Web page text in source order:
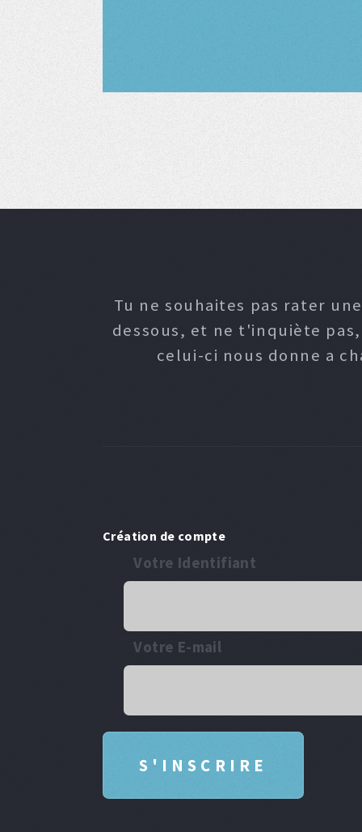
Tu ne souhaites pas rater
dessous, et ne t'inquiète
celui-ci nous donne a
Création de compte
Votre Identifiant
Votre E-mail